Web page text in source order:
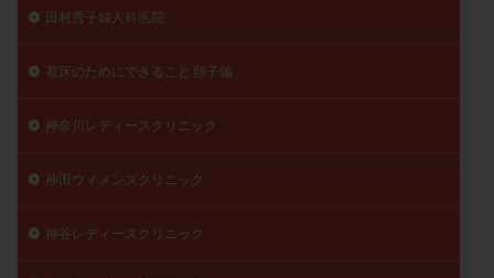
田村秀子婦人科医院
着床のためにできること 卵子編
神奈川レディースクリニック
神田ウィメンズクリニック
神谷レディースクリニック